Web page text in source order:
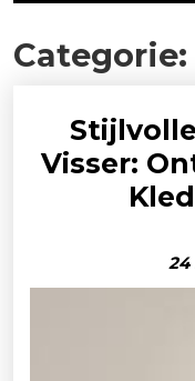
Categorie:
Visser:
24